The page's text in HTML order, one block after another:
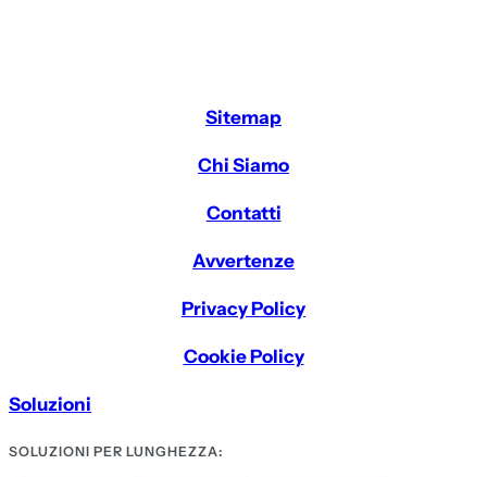
Sitemap
Chi Siamo
Contatti
Avvertenze
Privacy Policy
Cookie Policy
Soluzioni
SOLUZIONI PER LUNGHEZZA: